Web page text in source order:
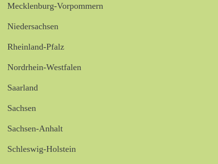
Mecklenburg-Vorpommern
Niedersachsen
Rheinland-Pfalz
Nordrhein-Westfalen
Saarland
Sachsen
Sachsen-Anhalt
Schleswig-Holstein